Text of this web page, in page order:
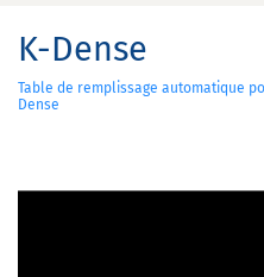
K-Dense
Table de remplissage automatique
Dense